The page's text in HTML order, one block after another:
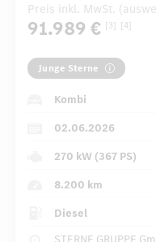
Preis inkl. MwSt.
91.989 € [3] [4]
Junge Sterne
Kombi
02.06.2026
270 kW (367 PS)
8.200 km
Diesel